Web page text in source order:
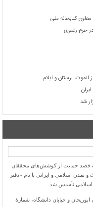
کتابخانه ملی
در حرم رضوی
لرستان و ایلام
شد
میراث مكتوب در سال ۱۳۷۲ ش به قصد حمایت از كوشش‌های محققان
تمدن اسلامی و ایرانی با نام «دفتر
تأسیس شد.
ابوریحان و خیابان دانشگاه، شمارۀ